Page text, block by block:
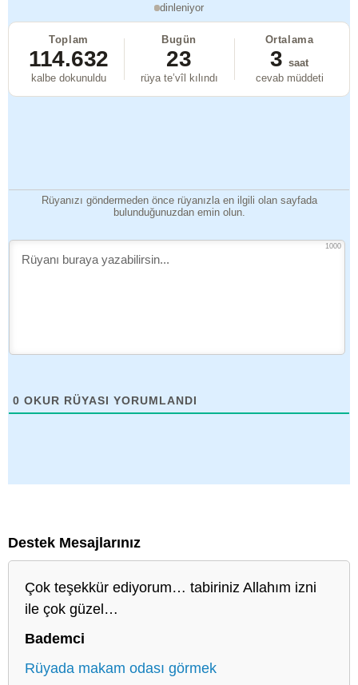
dinleniyor
Toplam
114.632
kalbe dokunuldu
Bugün
23
rüya te’vîl kılındı
Ortalama
3 saat
cevab müddeti
Rüyanızı göndermeden önce rüyanızla en ilgili olan sayfada
bulunduğunuzdan emin olun.
1000
0 OKUR RÜYASI YORUMLANDI
Destek Mesajlarınız
Çok teşekkür ediyorum… tabiriniz Allahım izni
ile çok güzel…
Bademci
Rüyada makam odası görmek